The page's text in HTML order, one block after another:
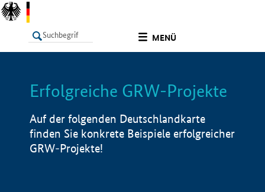
MENÜ
LISTE Info
Erfolgreiche GRW-Projekte
Auf der folgenden Deutschlandkarte
finden Sie konkrete Beispiele erfolgreicher
GRW-Projekte!